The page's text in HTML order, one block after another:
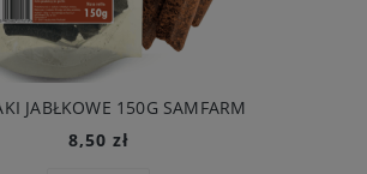
JABŁKOWE 150G SAMFARM
8,50 zł